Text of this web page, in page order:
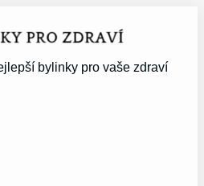
bylinky pro vaše zdraví